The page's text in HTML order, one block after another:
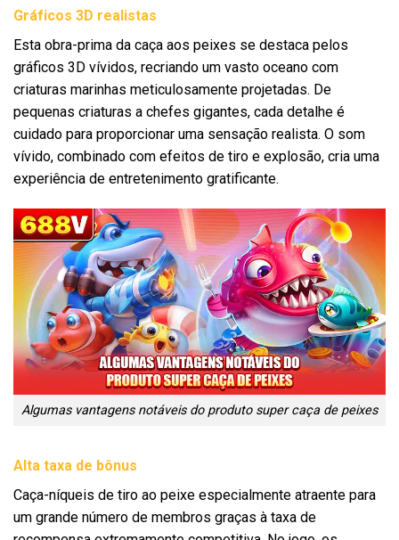
Gráficos 3D realistas
Esta obra-prima da caça aos peixes se destaca pelos
gráficos 3D vívidos, recriando um vasto oceano com
criaturas marinhas meticulosamente projetadas. De
pequenas criaturas a chefes gigantes, cada detalhe é
cuidado para proporcionar uma sensação realista. O som
vívido, combinado com efeitos de tiro e explosão, cria uma
experiência de entretenimento gratificante.
Algumas vantagens notáveis do produto super caça de peixes
Alta taxa de bônus
Caça-níqueis de tiro ao peixe especialmente atraente para
um grande número de membros graças à taxa de